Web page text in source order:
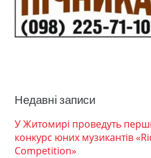
Недавні записи
У Житомирі проведуть
конкурс юних музикантів
Competition»